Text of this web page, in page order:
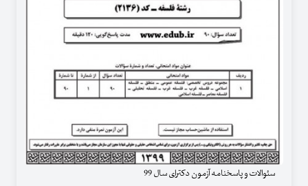
سئوالات و پاسخنامه آزمون دکترای سال 99